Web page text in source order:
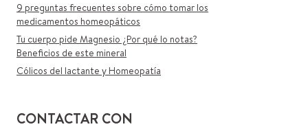
9 preguntas frecuentes sobre cómo tomar los
medicamentos homeopáticos
Tu cuerpo pide Magnesio ¿Por qué lo notas?
Beneficios de este mineral
Cólicos del lactante y Homeopatía
CONTACTAR CON